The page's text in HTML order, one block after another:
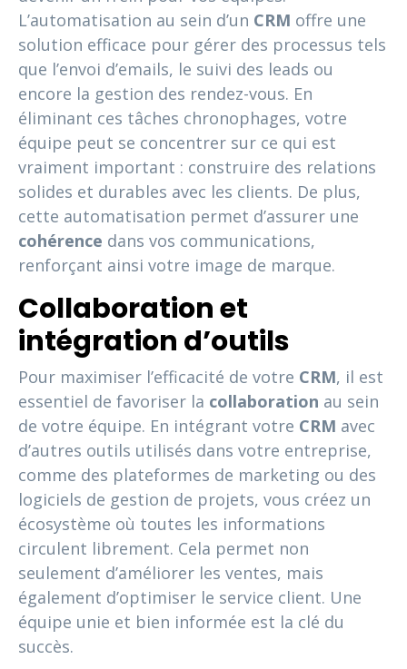
L’automatisation au sein d’un CRM offre une
solution efficace pour gérer des processus tels
que l’envoi d’emails, le suivi des leads ou
encore la gestion des rendez-vous. En
éliminant ces tâches chronophages, votre
équipe peut se concentrer sur ce qui est
vraiment important : construire des relations
solides et durables avec les clients. De plus,
cette automatisation permet d’assurer une
cohérence dans vos communications,
renforçant ainsi votre image de marque.
Collaboration et
intégration d’outils
Pour maximiser l’efficacité de votre CRM, il est
essentiel de favoriser la collaboration au sein
de votre équipe. En intégrant votre CRM avec
d’autres outils utilisés dans votre entreprise,
comme des plateformes de marketing ou des
logiciels de gestion de projets, vous créez un
écosystème où toutes les informations
circulent librement. Cela permet non
seulement d’améliorer les ventes, mais
également d’optimiser le service client. Une
équipe unie et bien informée est la clé du
succès.